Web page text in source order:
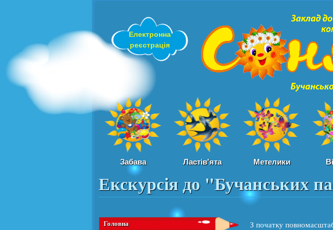
Електронна
реєстрація
Забава Ластів'ята Метелики
Вы здесь
Екскурсія до "Бучанських
Головна
З початку